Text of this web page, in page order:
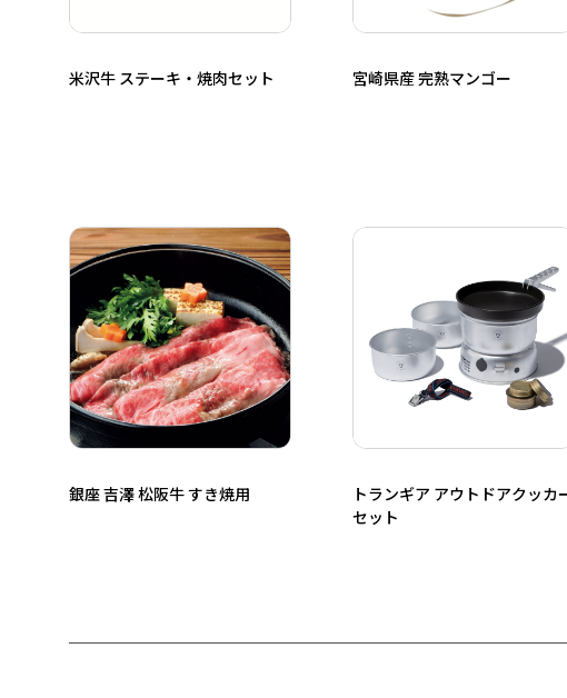
米沢牛 ステーキ・焼肉セット 宮崎県産 完熟マンゴー
銀座 吉澤 松阪牛 すき焼用
トランギア アウトドアクッカ
セット